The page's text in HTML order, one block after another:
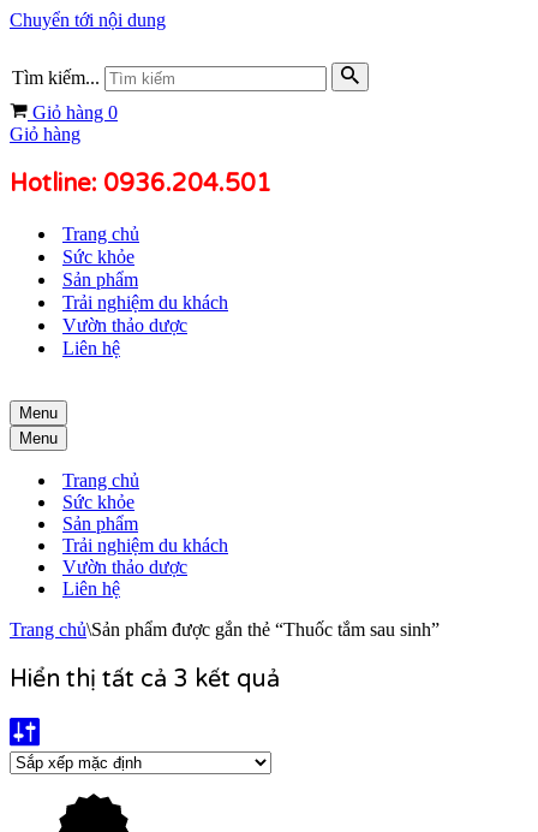
Chuyển tới nội dung
Tìm kiếm...
Giỏ hàng 0
Giỏ hàng
Hotline: 0936.204.501
Trang chủ
Sức khỏe
Sản phẩm
Trải nghiệm du khách
Vườn thảo dược
Liên hệ
Menu
Menu
Trang chủ
Sức khỏe
Sản phẩm
Trải nghiệm du khách
Vườn thảo dược
Liên hệ
Trang chủ\Sản phẩm được gắn thẻ “Thuốc tắm sau sinh”
Hiển thị tất cả 3 kết quả